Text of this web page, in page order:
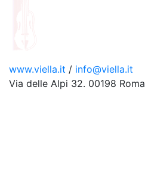
www.viella.it / info@viella.it
Via delle Alpi 32. 00198 Roma